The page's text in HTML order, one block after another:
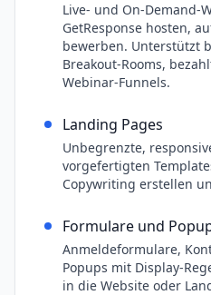
Live- und On-Demand-
GetResponse hosten,
bewerben. Unterstützt
Breakout-Rooms,
Webinar-Funnels.
Landing Pages
Unbegrenzte,
vorgefertigten
Copywriting erstellen
Formulare und
Anmeldeformulare,
Popups mit Display-
in die Website oder